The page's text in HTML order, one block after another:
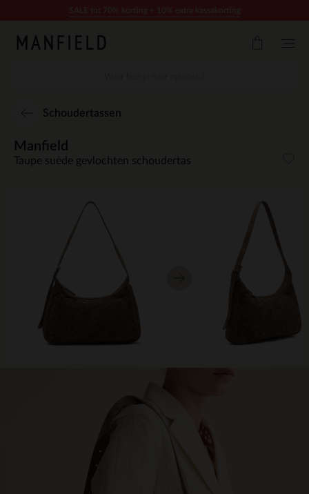
Schoudertassen
Manfield
Taupe suède gevlochten schoudertas